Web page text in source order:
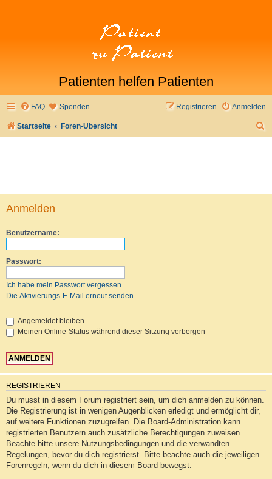
Patienten helfen Patienten
FAQ Spenden Anmelden
Registrieren
Startseite Foren-Übersicht
Anmelden
Benutzername:
Passwort:
Ich habe mein Passwort vergessen
Die Aktivierungs-E-Mail erneut senden
Angemeldet bleiben
Meinen Online-Status während dieser Sitzung verbergen
REGISTRIEREN
Du musst in diesem Forum registriert sein, um dich anmelden zu können.
Die Registrierung ist in wenigen Augenblicken erledigt und ermöglicht dir,
auf weitere Funktionen zuzugreifen. Die Board-Administration kann
registrierten Benutzern auch zusätzliche Berechtigungen zuweisen.
Beachte bitte unsere Nutzungsbedingungen und die verwandten
Regelungen, bevor du dich registrierst. Bitte beachte auch die jeweiligen
Forenregeln, wenn du dich in diesem Board bewegst.